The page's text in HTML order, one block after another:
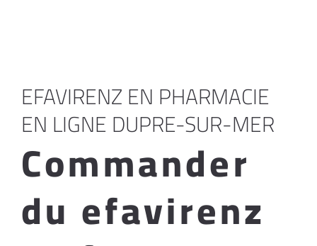
EFAVIRENZ EN PHARMACIE
EN LIGNE DUPRE-SUR-MER
Commander
du efavirenz